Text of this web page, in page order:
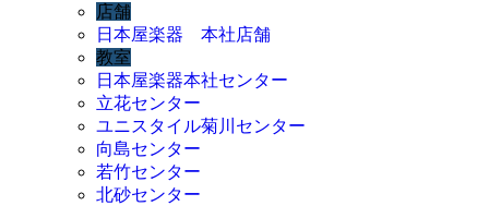
店舗
日本屋楽器 本社店舗
教室
日本屋楽器本社センター
立花センター
ユニスタイル菊川センター
向島センター
若竹センター
北砂センター